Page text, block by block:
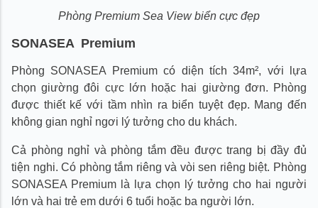
Phòng Premium Sea View biển cực đẹp
SONASEA Premium
Phòng SONASEA Premium có diện tích 34m², với lựa
chọn giường đôi cực lớn hoặc hai giường đơn. Phòng
được thiết kế với tầm nhìn ra biển tuyệt đẹp. Mang đến
không gian nghỉ ngơi lý tưởng cho du khách.
Cả phòng nghỉ và phòng tắm đều được trang bị đầy đủ
tiện nghi. Có phòng tắm riêng và vòi sen riêng biệt. Phòng
SONASEA Premium là lựa chọn lý tưởng cho hai người
lớn và hai trẻ em dưới 6 tuổi hoặc ba người lớn.